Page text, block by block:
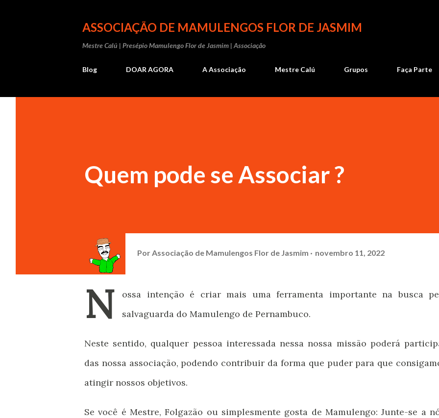
ASSOCIAÇÃO DE MAMULENGOS FLOR DE JASMIM
Mestre Calú | Presépio Mamulengo Flor de Jasmim | Associação
Blog DOAR AGORA A Associação Mestre Calú Grupos Faça Parte
Quem pode se Associar ?
Por Associação de Mamulengos Flor de Jasmim novembro 11, 2022
N
ossa intenção é criar mais uma ferramenta importante na busca
salvaguarda do Mamulengo de Pernambuco.
Neste sentido, qualquer pessoa interessada nessa nossa missão poderá
das nossa associação, podendo contribuir da forma que puder para que
atingir nossos objetivos.
Se você é Mestre, Folgazão ou simplesmente gosta de Mamulengo: Junte-se a